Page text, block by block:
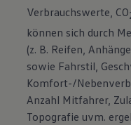
Verbrauchswerte, CO
können sich durch
(z. B. Reifen,
sowie Fahrstil,
Komfort-/
Anzahl Mitfahrer,
Topografie uvm.